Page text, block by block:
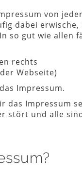
von
dabei
so gut wie
rechts
Webseite)
Impressum.
das Impressum
stört und alle